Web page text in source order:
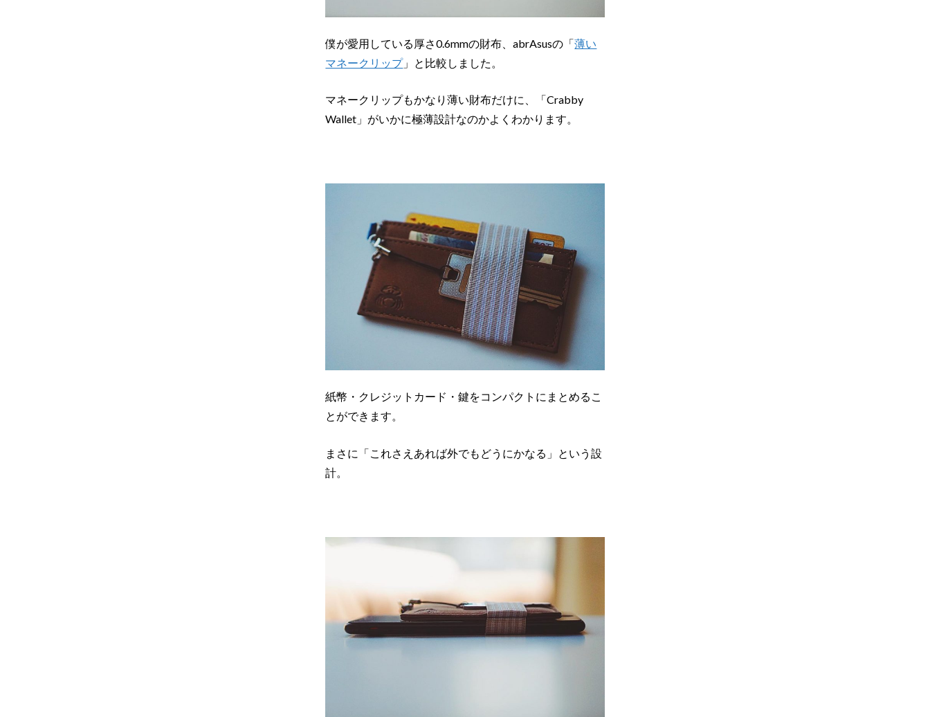
僕が愛用している厚さ0.6mmの財布、abrAsusの「薄い
マネークリップ」と比較しました。
マネークリップもかなり薄い財布だけに、「Crabby
Wallet」がいかに極薄設計なのかよくわかります。
紙幣・クレジットカード・鍵をコンパクトにまとめるこ
とができます。
まさに「これさえあれば外でもどうにかなる」という設
計。